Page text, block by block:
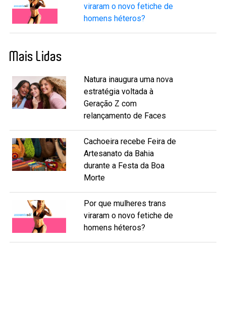
viraram o novo fetiche de
homens héteros?
Mais Lidas
Natura inaugura uma nova
estratégia voltada à
Geração Z com
relançamento de Faces
Cachoeira recebe Feira de
Artesanato da Bahia
durante a Festa da Boa
Morte
Por que mulheres trans
viraram o novo fetiche de
homens héteros?